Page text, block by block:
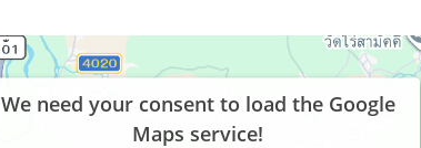
We need your consent to load the Google
Maps service!